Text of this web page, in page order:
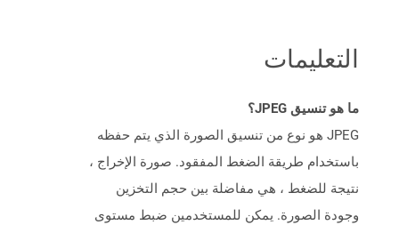
التعليمات
ما هو تنسيق JPEG؟
JPEG هو نوع من تنسيق الصورة الذي يتم حفظه
باستخدام طريقة الضغط المفقود. صورة الإخراج ،
نتيجة للضغط ، هي مفاضلة بين حجم التخزين
وجودة الصورة. يمكن للمستخدمين ضبط مستوى